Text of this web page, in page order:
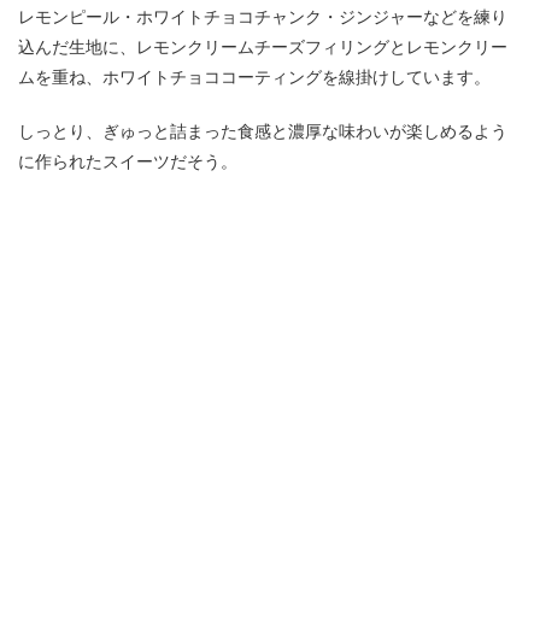
レモンピール・ホワイトチョコチャンク・ジンジャーなどを練り
込んだ生地に、レモンクリームチーズフィリングとレモンクリー
ムを重ね、ホワイトチョココーティングを線掛けしています。
しっとり、ぎゅっと詰まった食感と濃厚な味わいが楽しめるよう
に作られたスイーツだそう。